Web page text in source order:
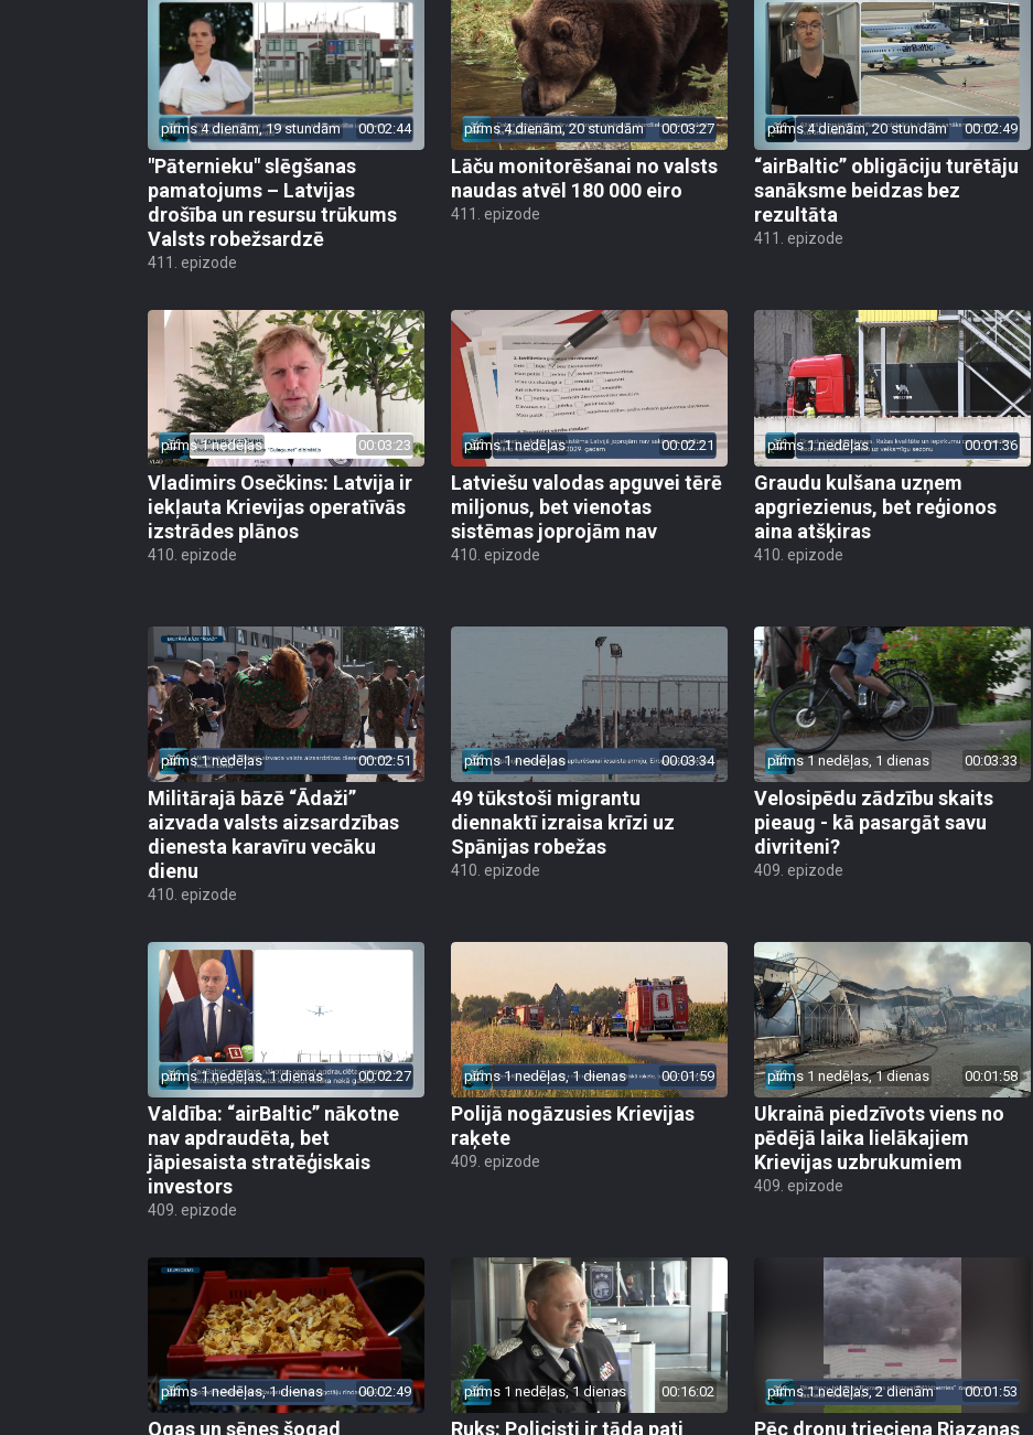
pirms 4 dienām, 19 stundām 00:02:44
"Pāternieku" slēgšanas
pamatojums – Latvijas
drošība un resursu trūkums
Valsts robežsardzē
411. epizode
pirms 4 dienām, 20 stundām 00:03:27
Lāču monitorēšanai no valsts
naudas atvēl 180 000 eiro
411. epizode
pirms 4 dienām, 20 stundām 00:02:49
“airBaltic” obligāciju turētāju
sanāksme beidzas bez
rezultāta
411. epizode
pirms 1 nedēļas 00:03:23
Vladimirs Osečkins: Latvija ir
iekļauta Krievijas operatīvās
izstrādes plānos
410. epizode
pirms 1 nedēļas 00:02:21
Latviešu valodas apguvei tērē
miljonus, bet vienotas
sistēmas joprojām nav
410. epizode
pirms 1 nedēļas 00:01:36
Graudu kulšana uzņem
apgriezienus, bet reģionos
aina atšķiras
410. epizode
pirms 1 nedēļas 00:02:51
Militārajā bāzē “Ādaži”
aizvada valsts aizsardzības
dienesta karavīru vecāku
dienu
410. epizode
pirms 1 nedēļas 00:03:34
49 tūkstoši migrantu
diennaktī izraisa krīzi uz
Spānijas robežas
410. epizode
pirms 1 nedēļas, 1 dienas 00:03:33
Velosipēdu zādzību skaits
pieaug - kā pasargāt savu
divriteni?
409. epizode
pirms 1 nedēļas, 1 dienas 00:02:27
Valdība: “airBaltic” nākotne
nav apdraudēta, bet
jāpiesaista stratēģiskais
investors
409. epizode
pirms 1 nedēļas, 1 dienas 00:01:59
Polijā nogāzusies Krievijas
raķete
409. epizode
pirms 1 nedēļas, 1 dienas 00:01:58
Ukrainā piedzīvots viens no
pēdējā laika lielākajiem
Krievijas uzbrukumiem
409. epizode
pirms 1 nedēļas, 1 dienas 00:02:49
Ogas un sēnes šogad
pirms 1 nedēļas, 1 dienas 00:16:02
Ruks: Policisti ir tāda pati
pirms 1 nedēļas, 2 dienām 00:01:53
Pēc dronu trieciena Rjazaņas